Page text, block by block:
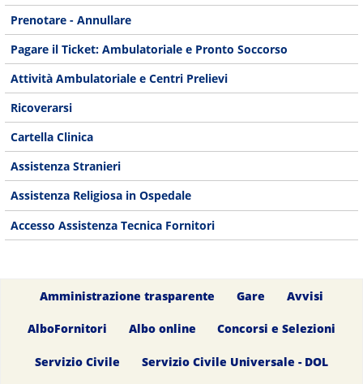
Prenotare - Annullare
Pagare il Ticket: Ambulatoriale e Pronto Soccorso
Attività Ambulatoriale e Centri Prelievi
Ricoverarsi
Cartella Clinica
Assistenza Stranieri
Assistenza Religiosa in Ospedale
Accesso Assistenza Tecnica Fornitori
Amministrazione trasparente Gare Avvisi
AlboFornitori Albo online Concorsi e Selezioni
Servizio Civile Servizio Civile Universale - DOL